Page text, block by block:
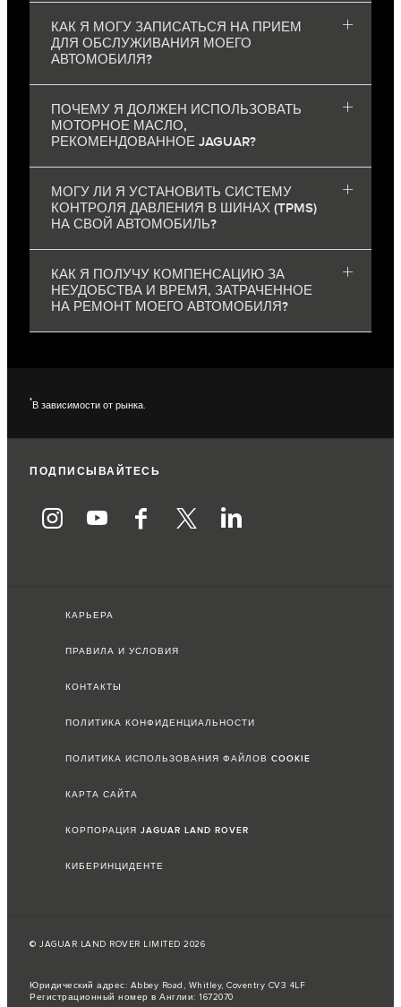
КАК Я МОГУ ЗАПИСАТЬСЯ НА ПРИЕМ
ДЛЯ ОБСЛУЖИВАНИЯ МОЕГО
АВТОМОБИЛЯ?
ПОЧЕМУ Я ДОЛЖЕН ИСПОЛЬЗОВАТЬ
МОТОРНОЕ МАСЛО,
РЕКОМЕНДОВАННОЕ JAGUAR?
МОГУ ЛИ Я УСТАНОВИТЬ СИСТЕМУ
КОНТРОЛЯ ДАВЛЕНИЯ В ШИНАХ (TPMS)
НА СВОЙ АВТОМОБИЛЬ?
КАК Я ПОЛУЧУ КОМПЕНСАЦИЮ ЗА
НЕУДОБСТВА И ВРЕМЯ, ЗАТРАЧЕННОЕ
НА РЕМОНТ МОЕГО АВТОМОБИЛЯ?
*В зависимости от рынка.
ПОДПИСЫВАЙТЕСЬ
КАРЬЕРА
ПРАВИЛА И УСЛОВИЯ
КОНТАКТЫ
ПОЛИТИКА КОНФИДЕНЦИАЛЬНОСТИ
ПОЛИТИКА ИСПОЛЬЗОВАНИЯ ФАЙЛОВ COOKIE
КАРТА САЙТА
КОРПОРАЦИЯ JAGUAR LAND ROVER
КИБЕРИНЦИДЕНТЕ
© JAGUAR LAND ROVER LIMITED 2026
Юридический адрес: Abbey Road, Whitley, Coventry CV3 4LF
Регистрационный номер в Англии: 1672070